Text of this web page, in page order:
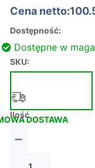
Cena
Dostępność:
Dostępne w
SKU:
DOSTAWA
Ilość
−